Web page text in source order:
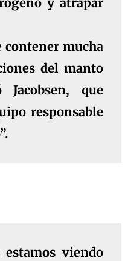
contener mucha
del manto
Jacobsen, que
responsable
viendo